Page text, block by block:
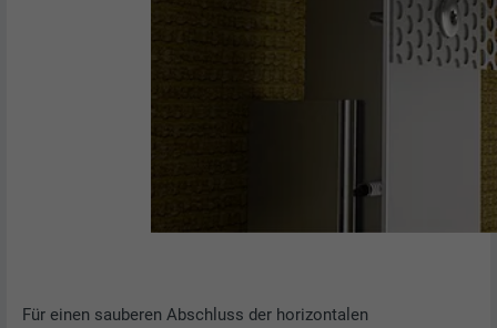
Für einen sauberen Abschluss der horizontalen